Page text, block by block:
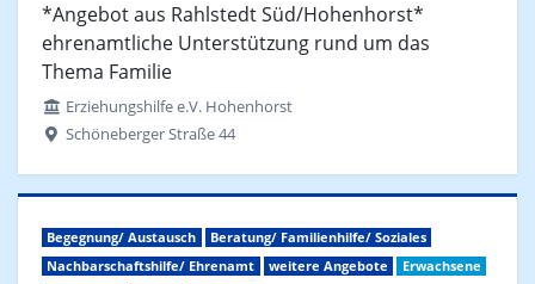
*Angebot aus Rahlstedt Süd/Hohenhorst*
ehrenamtliche Unterstützung rund um das
Thema Familie
Erziehungshilfe e.V. Hohenhorst
Schöneberger Straße 44
Begegnung/ Austausch
Beratung/ Familienhilfe/ Soziales
Nachbarschaftshilfe/ Ehrenamt
weitere Angebote
Erwachsene